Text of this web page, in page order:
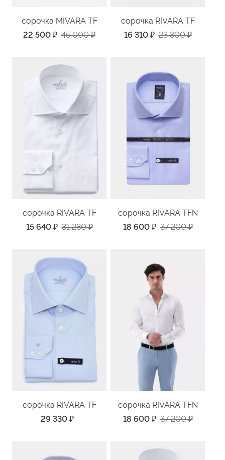
сорочка MIVARA TF
22 500 ₽ 45 000₽
сорочка RIVARA TF
16 310 ₽ 23 300₽
сорочка RIVARA TF
15 640 ₽ 31 280₽
сорочка RIVARA TFN
18 600 ₽ 37 200₽
сорочка RIVARA TF
29 330 ₽
сорочка RIVARA TFN
18 600 ₽ 37 200₽